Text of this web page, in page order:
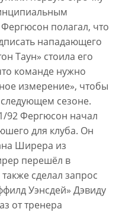
полагал, что
нападающего
Таун» стоила его
команде нужно
измерение», чтобы
сезоне.
92 Фергюсон начал
для клуба. Он
Ширера из
перешёл в
сделал запрос
Уэнсдей» Дэвиду
от тренера